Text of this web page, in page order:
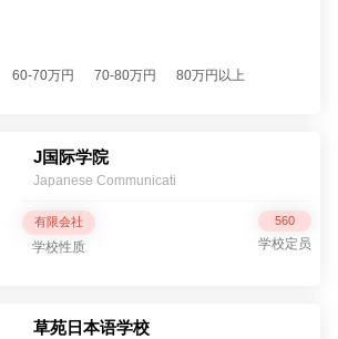
60-70万円 70-80万円 80万円以上
J国际学院
Japanese Communicati
有限会社
学校性质
560
学校定员
草苑日本语学校